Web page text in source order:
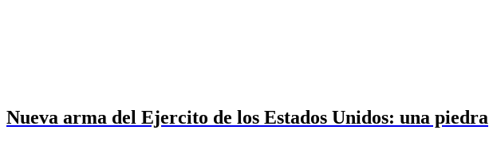
Nueva arma del Ejercito de los Estados Unidos: una piedra